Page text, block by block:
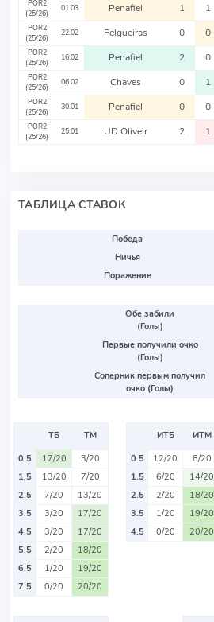
POR2
(25/26)
01.03 Penafiel 1 1
POR2
(25/26)
22.02 Felgueiras 0 0
POR2
(25/26)
16.02 Penafiel 2 0
POR2
(25/26)
06.02 Chaves 0 1
POR2
(25/26)
30.01 Penafiel 0 0
POR2
(25/26)
25.01 UD Oliveir 2 1
ТАБЛИЦА СТАВОК
Победа
Ничья
Поражение
Обе забили
(Голы)
Первые получили очко
(Голы)
Соперник первым получил
очко (Голы)
ТБ
ТМ
0.5
17/20
3/20
1.5
13/20
7/20
2.5
7/20
13/20
3.5
3/20
17/20
4.5
3/20
17/20
5.5
2/20
18/20
6.5
1/20
19/20
7.5
0/20 20/20
ИТБ
ИТМ
0.5
12/20
8/20
1.5
6/20
14/20
2.5
2/20
18/20
3.5
1/20
19/20
4.5
0/20 20/20